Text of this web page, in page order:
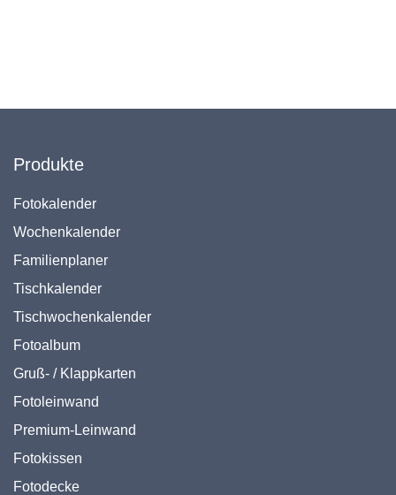
Produkte
Fotokalender
Wochenkalender
Familienplaner
Tischkalender
Tischwochenkalender
Fotoalbum
Gruß- / Klappkarten
Fotoleinwand
Premium-Leinwand
Fotokissen
Fotodecke